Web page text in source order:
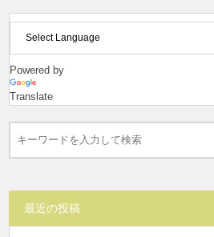
Powered by
Translate
最近の投稿